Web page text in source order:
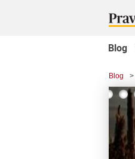
Blog
Blog >